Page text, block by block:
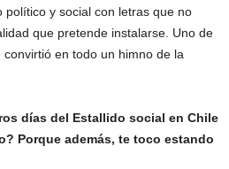
y social con letras que no
que pretende instalarse. Uno de
convirtió en todo un himno de la
días del Estallido social en Chile
Porque además, te toco estando